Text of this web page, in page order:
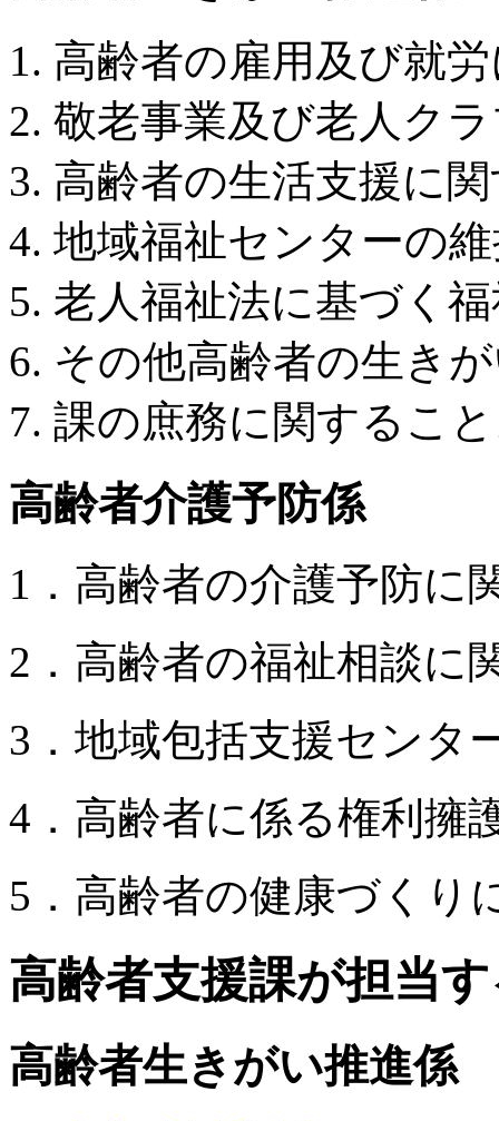
高齢者の雇用及び就
敬老事業及び老人ク
高齢者の生活支援に
地域福祉センターの
老人福祉法に基づく
その他高齢者の生き
課の庶務に関するこ
高齢者介護予防係
1．高齢者の介護予防に
2．高齢者の福祉相談に
3．地域包括支援センタ
4．高齢者に係る権利擁
5．高齢者の健康づくり
高齢者支援課が担当
高齢者生きがい推進係